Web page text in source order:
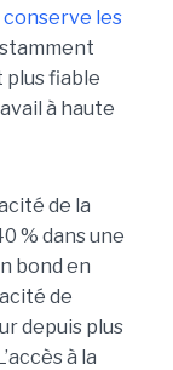
conserve les
plus fiable
à haute
de la
% dans une
bond en
de
depuis plus
à la